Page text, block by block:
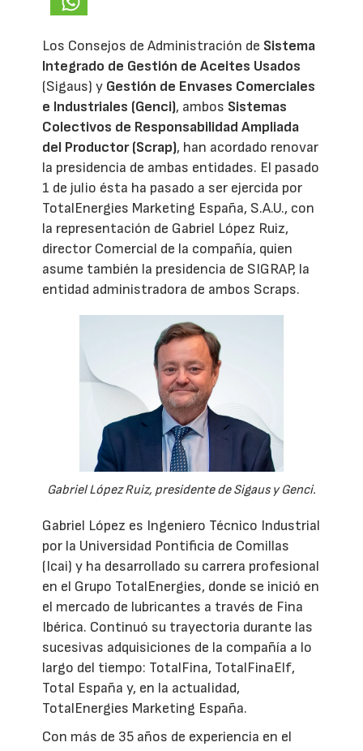
Los Consejos de Administración de Sistema
Integrado de Gestión de Aceites Usados
(Sigaus) y Gestión de Envases Comerciales
e Industriales (Genci), ambos Sistemas
Colectivos de Responsabilidad Ampliada
del Productor (Scrap), han acordado renovar
la presidencia de ambas entidades. El pasado
1 de julio ésta ha pasado a ser ejercida por
TotalEnergies Marketing España, S.A.U., con
la representación de Gabriel López Ruiz,
director Comercial de la compañía, quien
asume también la presidencia de SIGRAP, la
entidad administradora de ambos Scraps.
Gabriel López Ruiz, presidente de Sigaus y Genci.
Gabriel López es Ingeniero Técnico Industrial
por la Universidad Pontificia de Comillas
(Icai) y ha desarrollado su carrera profesional
en el Grupo TotalEnergies, donde se inició en
el mercado de lubricantes a través de Fina
Ibérica. Continuó su trayectoria durante las
sucesivas adquisiciones de la compañía a lo
largo del tiempo: TotalFina, TotalFinaElf,
Total España y, en la actualidad,
TotalEnergies Marketing España.
Con más de 35 años de experiencia en el